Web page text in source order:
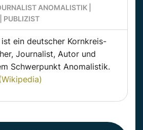
ANOMALISTIK |
PUBLIZIST
ein deutscher Kornkreis-
Journalist, Autor und
Schwerpunkt Anomalistik.